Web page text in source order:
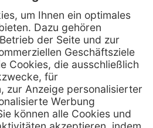
Firmensitz
Medical GmbH
Moabit 96 b
10559 Berlin
0800 - 888 777 6
0800 - 888 777 8
henryschein-med.de